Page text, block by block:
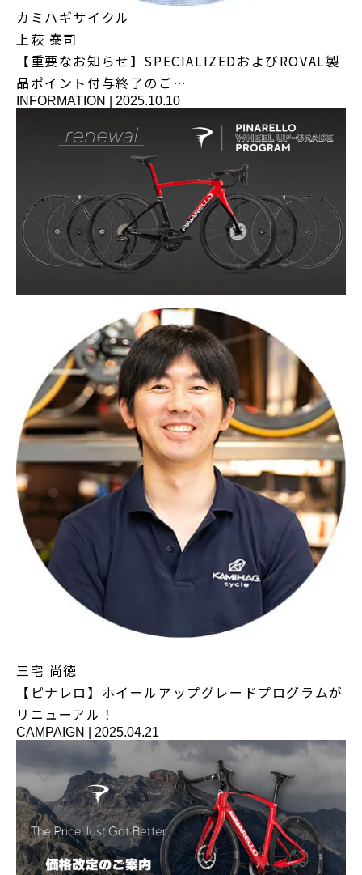
カミハギサイクル
上萩 泰司
【重要なお知らせ】SPECIALIZEDおよびROVAL製
品ポイント付与終了のご…
INFORMATION 2025.10.10
三宅 尚徳
【ピナレロ】ホイールアップグレードプログラムが
リニューアル！
CAMPAIGN 2025.04.21